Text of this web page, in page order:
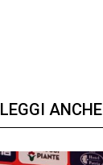
LEGGI ANCHE